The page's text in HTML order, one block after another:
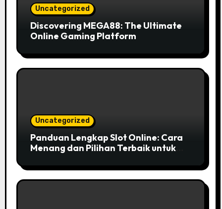
Uncategorized
Discovering MEGA88: The Ultimate
Online Gaming Platform
Uncategorized
Panduan Lengkap Slot Online: Cara
Menang dan Pilihan Terbaik untuk